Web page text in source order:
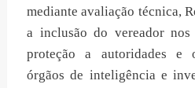
mediante avaliação técnica,
a inclusão do vereador
proteção a autoridades e
órgãos de inteligência e